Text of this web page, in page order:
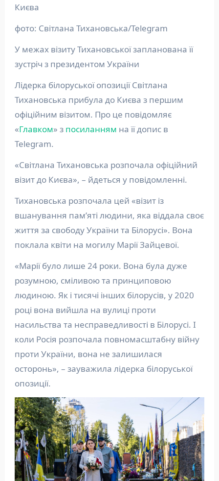
Києва
фото: Світлана Тихановська/Telegram
У межах візиту Тихановської запланована її
зустріч з президентом України
Лідерка білоруської опозиції Світлана
Тихановська прибула до Києва з першим
офіційним візитом. Про це повідомляє
«Главком» з посиланням на її допис в
Telegram.
«Світлана Тихановська розпочала офіційний
візит до Києва», – йдеться у повідомленні.
Тихановська розпочала цей «візит із
вшанування пам’яті людини, яка віддала своє
життя за свободу України та Білорусі». Вона
поклала квіти на могилу Марії Зайцевої.
«Марії було лише 24 роки. Вона була дуже
розумною, сміливою та принциповою
людиною. Як і тисячі інших білорусів, у 2020
році вона вийшла на вулиці проти
насильства та несправедливості в Білорусі. І
коли Росія розпочала повномасштабну війну
проти України, вона не залишилася
осторонь», – зауважила лідерка білоруської
опозиції.